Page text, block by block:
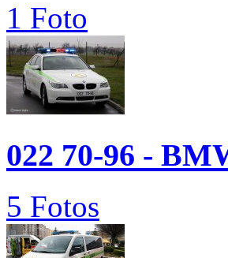
1 Foto
022 70-96 -
5 Fotos